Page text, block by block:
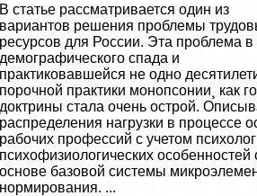
В статье рассматривается один из
вариантов решения проблемы
ресурсов для России. Эта проблема в
демографического спада и
пpaктиковавшейся не одно
порочной пpaктики монопсонии¸ как
доктрины стала очень острой.
распределения нагрузки в процессе
рабочих профессий с учетом
психофизиологических особенностей
основе базовой системы
нормирования. ...